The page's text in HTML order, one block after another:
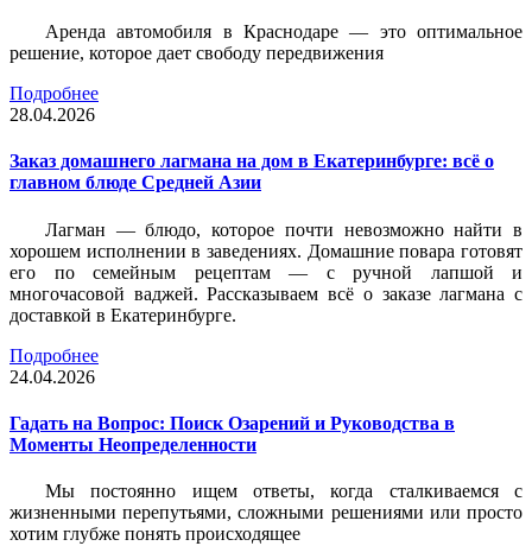
Аренда автомобиля в Краснодаре — это оптимальное
решение, которое дает свободу передвижения
Подробнее
28.04.2026
Заказ домашнего лагмана на дом в Екатеринбурге: всё о
главном блюде Средней Азии
Лагман — блюдо, которое почти невозможно найти в
хорошем исполнении в заведениях. Домашние повара готовят
его по семейным рецептам — с ручной лапшой и
многочасовой ваджей. Рассказываем всё о заказе лагмана с
доставкой в Екатеринбурге.
Подробнее
24.04.2026
Гадать на Вопрос: Поиск Озарений и Руководства в
Моменты Неопределенности
Мы постоянно ищем ответы, когда сталкиваемся с
жизненными перепутьями, сложными решениями или просто
хотим глубже понять происходящее